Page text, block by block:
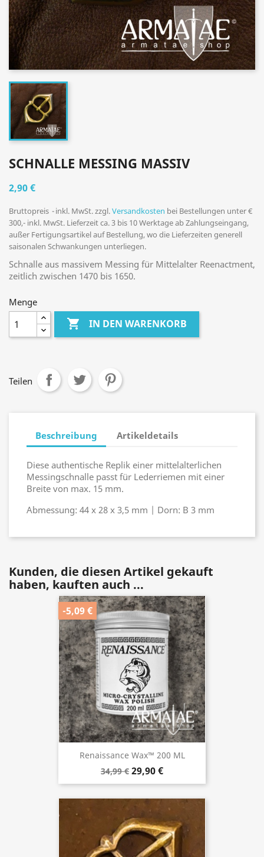
SCHNALLE MESSING MASSIV
2,90 €
Bruttopreis inkl. MwSt. zzgl.Versandkosten bei Bestellungen unter €
300,- inkl. MwSt. Lieferzeit ca. 3 bis 10 Werktage ab Zahlungseingang,
außer Fertigungsartikel auf Bestellung, wo die Lieferzeiten generell
saisonalen Schwankungen unterliegen.
Schnalle aus massivem Messing für Mittelalter Reenactment,
zeitlich zwischen 1470 bis 1650.
Menge
 IN DEN WARENKORB
Teilen
Beschreibung Artikeldetails
Diese authentische Replik einer mittelalterlichen
Messingschnalle passt für Lederriemen mit einer
Breite von max. 15 mm.
Abmessung: 44 x 28 x 3,5 mm | Dorn: B 3 mm
Kunden, die diesen Artikel gekauft
haben, kauften auch ...
Renaissance Wax™ 200 ML
34,99 € 29,90 €
-5,09 €